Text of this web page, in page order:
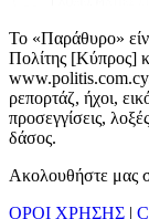
Το «Παράθυρο»
Πολίτης [Κύπρος]
www.politis.com.cy.
ρεπορτάζ, ήχοι,
προσεγγίσεις,
δάσος.
Ακολουθήστε μας
ΟΡΟΙ ΧΡΗΣΗΣ |